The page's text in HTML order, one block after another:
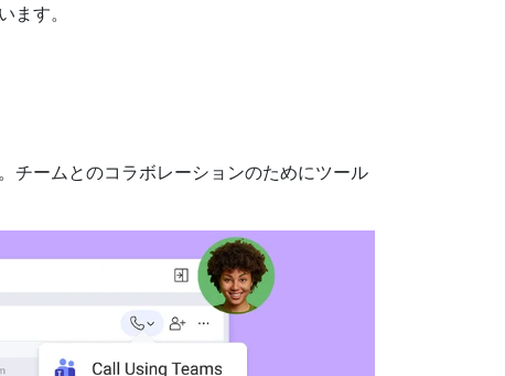
ます。
チームとのコラボレーションのためにツール